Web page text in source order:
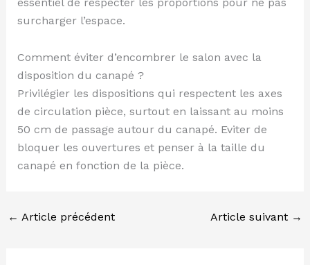
surcharger l’espace.
Comment éviter d’encombrer le salon avec la
disposition du canapé ?
Privilégier les dispositions qui respectent les axes
de circulation pièce, surtout en laissant au moins
50 cm de passage autour du canapé. Eviter de
bloquer les ouvertures et penser à la taille du
canapé en fonction de la pièce.
← Article précédent Article suivant →